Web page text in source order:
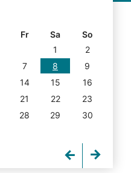
Fr Sa
So
1
2
7 8
9
14 15
16
21 22
23
28 29
30